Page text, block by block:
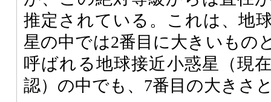
推定されている。これは、地
星の中では2番目に大きいもの
呼ばれる地球接近小惑星（現
認）の中でも、7番目の大きさ